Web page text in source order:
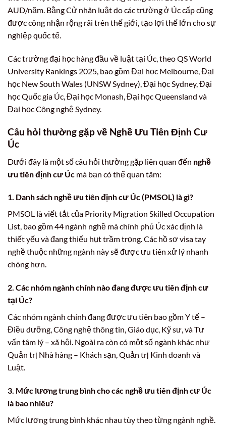
AUD/năm. Bằng Cử nhân luật do các trường ở Úc cấp cũng
được công nhận rộng rãi trên thế giới, tạo lợi thế lớn cho sự
nghiệp quốc tế.
Các trường đại học hàng đầu về luật tại Úc, theo QS World
University Rankings 2025, bao gồm Đại học Melbourne, Đại
học New South Wales (UNSW Sydney), Đại học Sydney, Đại
học Quốc gia Úc, Đại học Monash, Đại học Queensland và
Đại học Công nghệ Sydney.
Câu hỏi thường gặp về Nghề Ưu Tiên Định Cư
Úc
Dưới đây là một số câu hỏi thường gặp liên quan đến nghề
ưu tiên định cư Úc mà bạn có thể quan tâm:
1. Danh sách nghề ưu tiên định cư Úc (PMSOL) là gì?
PMSOL là viết tắt của Priority Migration Skilled Occupation
List, bao gồm 44 ngành nghề mà chính phủ Úc xác định là
thiết yếu và đang thiếu hụt trầm trọng. Các hồ sơ visa tay
nghề thuộc những ngành này sẽ được ưu tiên xử lý nhanh
chóng hơn.
2. Các nhóm ngành chính nào đang được ưu tiên định cư
tại Úc?
Các nhóm ngành chính đang được ưu tiên bao gồm Y tế –
Điều dưỡng, Công nghệ thông tin, Giáo dục, Kỹ sư, và Tư
vấn tâm lý – xã hội. Ngoài ra còn có một số ngành khác như
Quản trị Nhà hàng – Khách sạn, Quản trị Kinh doanh và
Luật.
3. Mức lương trung bình cho các nghề ưu tiên định cư Úc
là bao nhiêu?
Mức lương trung bình khác nhau tùy theo từng ngành nghề.